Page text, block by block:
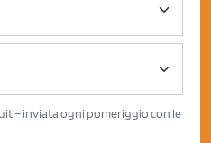
– inviata ogni pomeriggio con le